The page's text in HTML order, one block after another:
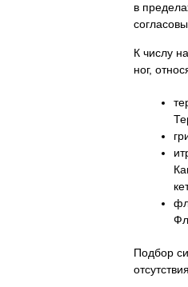
в
К числу
ног,
Подбор